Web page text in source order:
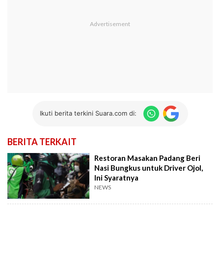
Ikuti berita terkini Suara.com di:
BERITA TERKAIT
Restoran Masakan Padang Beri
Nasi Bungkus untuk Driver Ojol,
Ini Syaratnya
NEWS